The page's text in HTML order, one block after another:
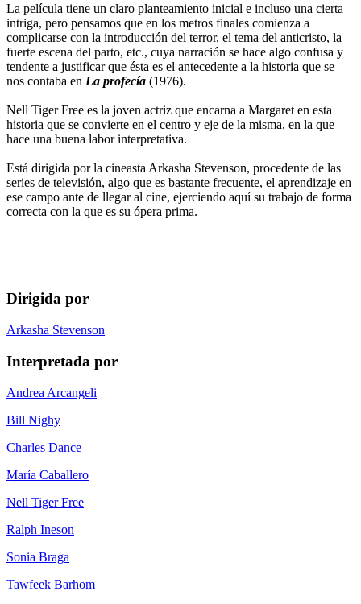
La película tiene un claro planteamiento inicial e incluso una cierta
intriga, pero pensamos que en los metros finales comienza a
complicarse con la introducción del terror, el tema del anticristo, la
fuerte escena del parto, etc., cuya narración se hace algo confusa y
tendente a justificar que ésta es el antecedente a la historia que se
nos contaba en La profecía (1976).
Nell Tiger Free es la joven actriz que encarna a Margaret en esta
historia que se convierte en el centro y eje de la misma, en la que
hace una buena labor interpretativa.
Está dirigida por la cineasta Arkasha Stevenson, procedente de las
series de televisión, algo que es bastante frecuente, el aprendizaje en
ese campo ante de llegar al cine, ejerciendo aquí su trabajo de forma
correcta con la que es su ópera prima.
Dirigida por
Arkasha Stevenson
Interpretada por
Andrea Arcangeli
Bill Nighy
Charles Dance
María Caballero
Nell Tiger Free
Ralph Ineson
Sonia Braga
Tawfeek Barhom